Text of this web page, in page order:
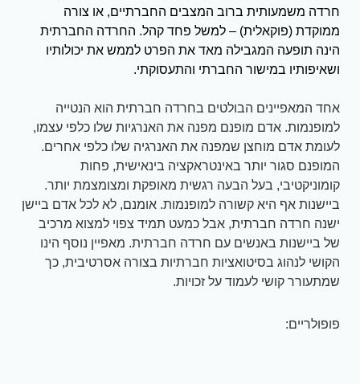
חרדה משמעותית ברוב המצבים החברתיים, או צורה
ממוקדת (פוקאלית) – למשל פחד קהל. החרדה החברתית
הינה תופעה המגבילה מאד את הפרט לממש את יכולותיו
ושאיפותיו במישור החברתי והתעסוקתי.
אחד המאפיינים הבולטים בחרדה חברתית הוא הנטייה
למופנמות. אדם מופנם מפנה את האנרגיות שלו כלפי עצמו,
לעומת אדם מוחצן שמפנה את האנרגיה שלו כלפי אחרים.
המופנם סגור יותר באינטראקציה בינאישית, פחות
קומוניקטיבי, בעל הבעה רגשית מאופקת ומצומצמת יותר.
ביישנות אף היא קשורה למופנמות. אומנם, לא לכל אדם ביישן
ישנה חרדה חברתית, אבל כמעט תמיד צפוי למצוא מרכיב
של ביישנות באנשים עם חרדה חברתית. מאפיין נוסף הינו
הקושי לנהוג בסיטואציות חברתיות בצורה אסרטיבית, כך
שמתעורר קושי לעמוד על זכויות.
פופולריים: